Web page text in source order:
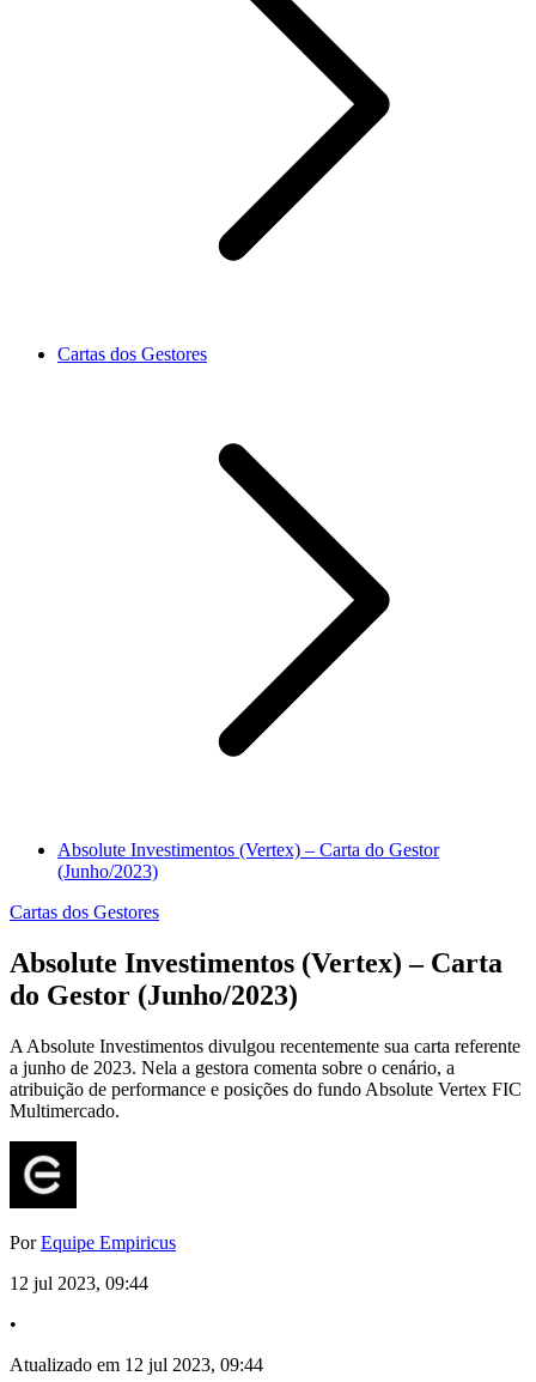
Cartas dos Gestores
Absolute Investimentos (Vertex) – Carta do Gestor
(Junho/2023)
Cartas dos Gestores
Absolute Investimentos (Vertex) – Carta
do Gestor (Junho/2023)
A Absolute Investimentos divulgou recentemente sua carta referente
a junho de 2023. Nela a gestora comenta sobre o cenário, a
atribuição de performance e posições do fundo Absolute Vertex FIC
Multimercado.
PorEquipe Empiricus
12 jul 2023, 09:44
•
Atualizado em 12 jul 2023, 09:44